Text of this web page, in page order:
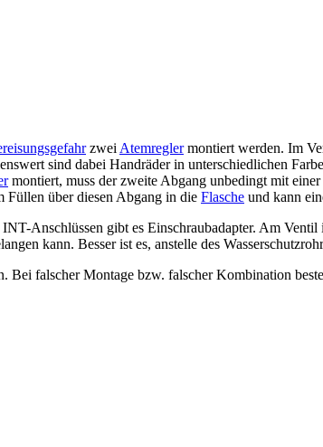
zwei Atemreglermontiert werden. Im
sind dabei Handräder in unterschiedlichen
montiert, muss der zweite Abgang unbedingt mit
Füllen über diesen Abgang in die Flasche und kann
Anschlüssen gibt es Einschraubadapter. Am Ventil
kann. Besser ist es, anstelle des
Bei falscher Montage bzw. falscher Kombination